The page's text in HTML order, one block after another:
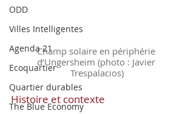
ODD
Villes Intelligentes
Agenda 21
Ecoquartier
Quartier durables
The Blue Economy
Champ solaire en périphérie
d’Ungersheim (photo : Javier
Trespalacios)
Histoire et contexte